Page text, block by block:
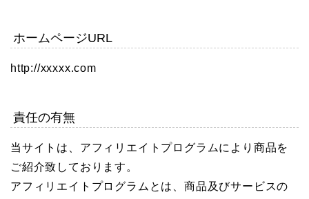
ホームページURL
http://xxxxx.com
責任の有無
当サイトは、アフィリエイトプログラムにより商品を
ご紹介致しております。
アフィリエイトプログラムとは、商品及びサービスの